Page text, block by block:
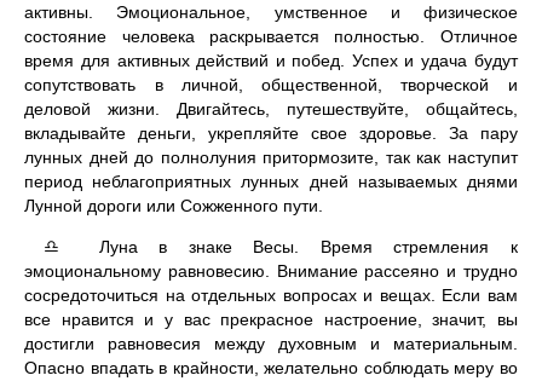
активны. Эмоциональное, умственное и физическое
состояние человека раскрывается полностью. Отличное
время для активных действий и побед. Успех и удача будут
сопутствовать в личной, общественной, творческой и
деловой жизни. Двигайтесь, путешествуйте, общайтесь,
вкладывайте деньги, укрепляйте свое здоровье. За пару
лунных дней до полнолуния притормозите, так как наступит
период неблагоприятных лунных дней называемых днями
Лунной дороги или Сожженного пути.
♎
Луна в знаке Весы. Время стремления к
эмоциональному равновесию. Внимание рассеяно и трудно
сосредоточиться на отдельных вопросах и вещах. Если вам
все нравится и у вас прекрасное настроение, значит, вы
достигли равновесия между духовным и материальным.
Опасно впадать в крайности, желательно соблюдать меру во